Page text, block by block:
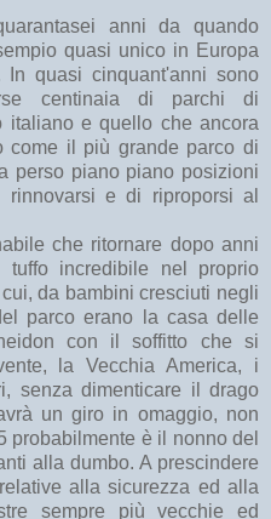
anni da quando
quasi unico in Europa
quasi cinquant'anni sono
centinaia di parchi di
italiano e quello che ancora
come il più grande parco di
perso piano piano posizioni
e di riproporsi al
che ritornare dopo anni
tuffo incredibile nel proprio
da bambini cresciuti negli
parco erano la casa delle
con il soffitto che si
la Vecchia America, i
senza dimenticare il drago
un giro in omaggio, non
probabilmente è il nonno del
alla dumbo. A prescindere
alla sicurezza ed alla
sempre più vecchie ed